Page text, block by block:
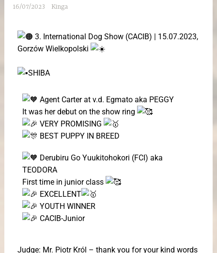
16/07/2023 Kinga
3. International Dog Show (CACIB) | 15.07.2023,
Gorzów Wielkopolski
SHIBA
Agent Carter at v.d. Egmato aka PEGGY
It was her debut on the show ring
VERY PROMISING
BEST PUPPY IN BREED
Derubiru Go Yuukitohokori (FCI) aka
TEODORA
First time in junior class
EXCELLENT
YOUTH WINNER
CACIB-Junior
Judge: Mr. Piotr Król – thank you for your kind words